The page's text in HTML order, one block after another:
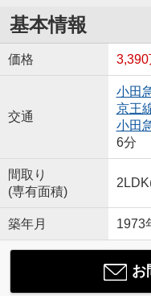
基本情報
価格 3,390
交通
小田
京王
小田
6分
間取り
(専有面積)
築年月 1973
お